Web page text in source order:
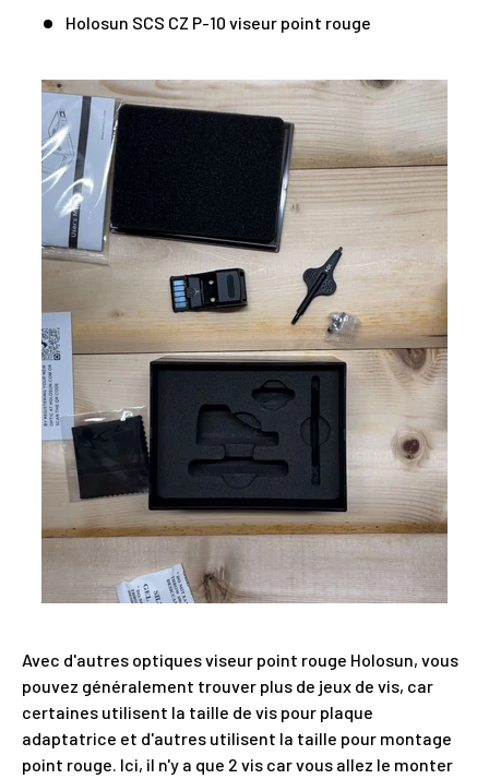
Holosun SCS CZ P-10 viseur point rouge
Avec d'autres optiques viseur point rouge Holosun, vous
pouvez généralement trouver plus de jeux de vis, car
certaines utilisent la taille de vis pour plaque
adaptatrice et d'autres utilisent la taille pour montage
point rouge. Ici, il n'y a que 2 vis car vous allez le monter